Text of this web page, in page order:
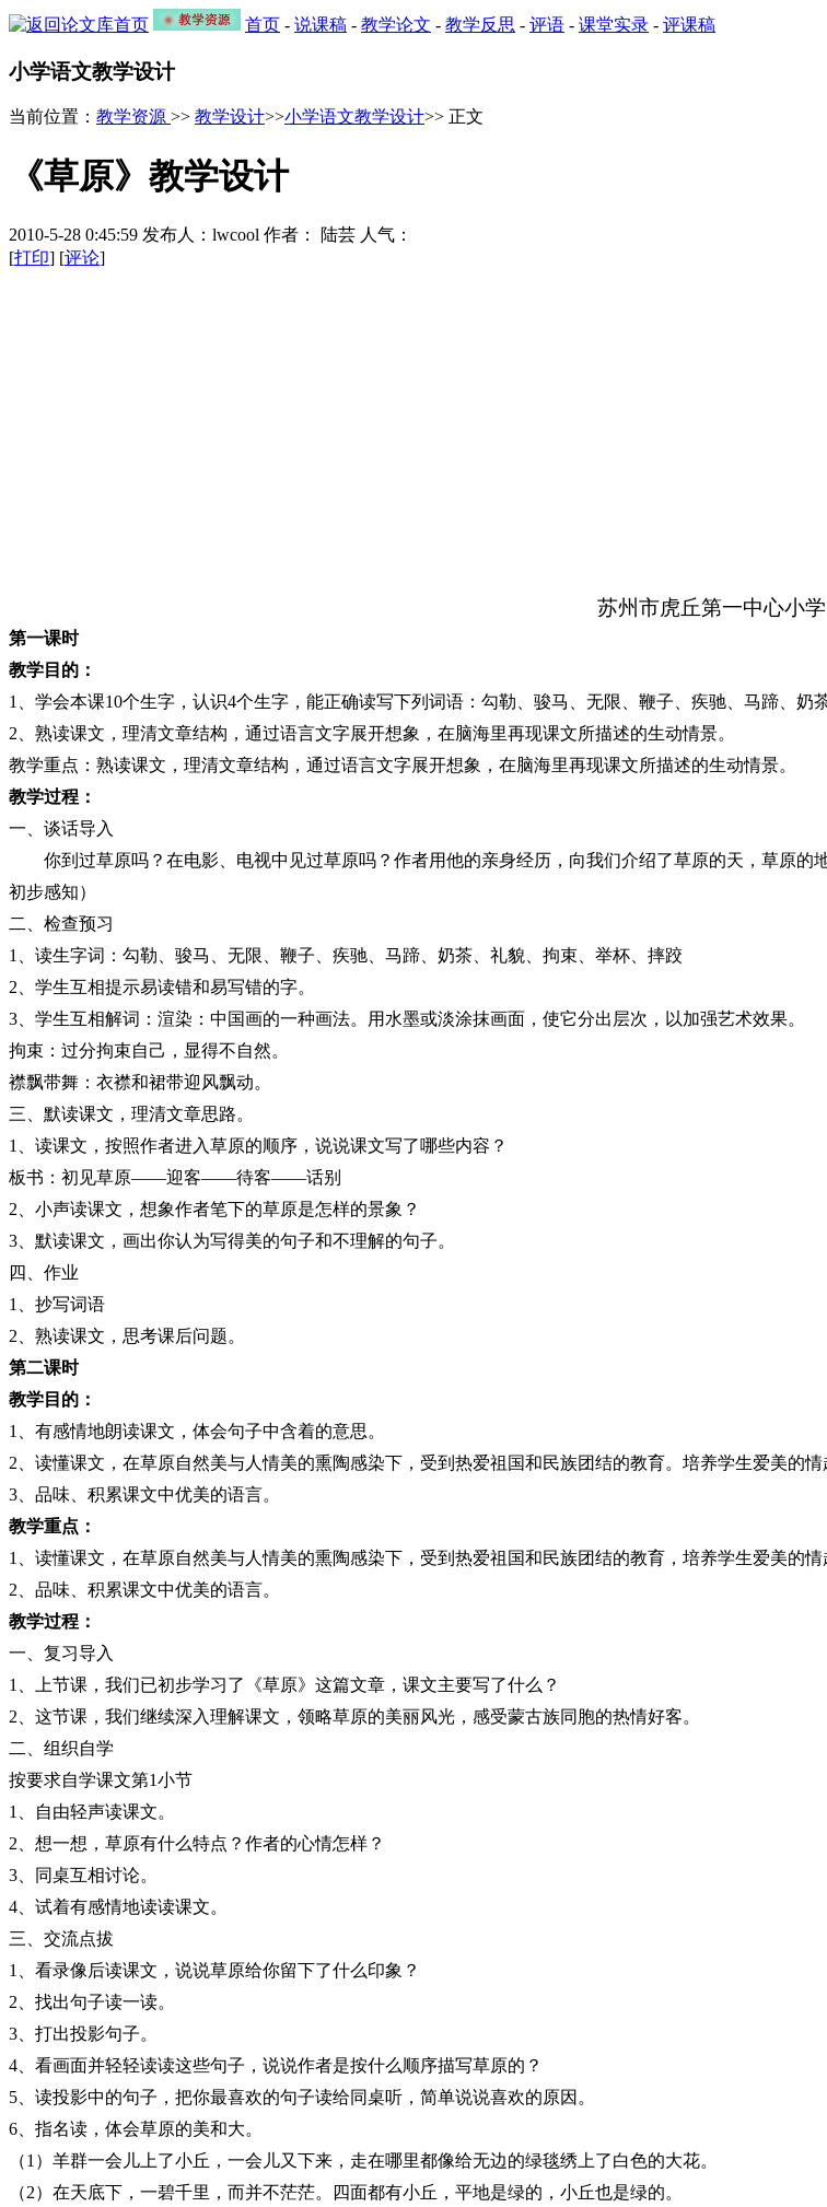
首页 - 说课稿 - 教学论文 - 教学反思 - 评语 - 课堂实录 - 评课稿
小学语文教学设计
当前位置： 教学资源 >> 教学设计>>小学语文教学设计>> 正文
《草原》教学设计
2010-5-28 0:45:59 发布人：lwcool 作者： 陆芸 人气：
[打印] [评论]
苏州市虎丘第一中心小
第一课时
教学目的：
1
、学会本课10个生字，认识4个生字，能正确读写下列词语：勾勒、骏马、无限、鞭子、疾驰、马蹄、奶
2 、熟读课文，理清文章结构，通过语言文字展开想象，在脑海里再现课文所描述的生动情景。
教学重点：熟读课文，理清文章结构，通过语言文字展开想象，在脑海里再现课文所描述的生动情景。
教学过程：
一、谈话导入
你到过草原吗？在电影、电视中见过草原吗？作者用他的亲身经历，向我们介绍了草原的天，草原
初步感知）
二、检查预习
1
、读生字词：勾勒、骏马、无限、鞭子、疾驰、马蹄、奶茶、礼貌、拘束、举杯、摔跤
2 、学生互相提示易读错和易写错的字。
3 、学生互相解词：渲染：中国画的一种画法。用水墨或淡涂抹画面，使它分出层次，以加强艺术效果。
拘束：过分拘束自己，显得不自然。
襟飘带舞：衣襟和裙带迎风飘动。
三、默读课文，理清文章思路。
1
、读课文，按照作者进入草原的顺序，说说课文写了哪些内容？
板书：初见草原——迎客——待客——话别
2 、小声读课文，想象作者笔下的草原是怎样的景象？
3 、默读课文，画出你认为写得美的句子和不理解的句子。
四、作业
1
、抄写词语
2 、熟读课文，思考课后问题。
第二课时
教学目的：
1
、有感情地朗读课文，体会句子中含着的意思。
2 、读懂课文，在草原自然美与人情美的熏陶感染下，受到热爱祖国和民族团结的教育。培养学生爱美的情
3 、品味、积累课文中优美的语言。
教学重点：
1
、读懂课文，在草原自然美与人情美的熏陶感染下，受到热爱祖国和民族团结的教育，培养学生爱美的情
2 、品味、积累课文中优美的语言。
教学过程：
一、复习导入
1
、上节课，我们已初步学习了《草原》这篇文章，课文主要写了什么？
2 、这节课，我们继续深入理解课文，领略草原的美丽风光，感受蒙古族同胞的热情好客。
二、组织自学
按要求自学课文第1小节
1
、自由轻声读课文。
2 、想一想，草原有什么特点？作者的心情怎样？
3 、同桌互相讨论。
4 、试着有感情地读读课文。
三、交流点拔
1
、看录像后读课文，说说草原给你留下了什么印象？
2 、找出句子读一读。
3 、打出投影句子。
4 、看画面并轻轻读读这些句子，说说作者是按什么顺序描写草原的？
5 、读投影中的句子，把你最喜欢的句子读给同桌听，简单说说喜欢的原因。
6 、指名读，体会草原的美和大。
（1 ）羊群一会儿上了小丘，一会儿又下来，走在哪里都像给无边的绿毯绣上了白色的大花。
（2）在天底下，一碧千里，而并不茫茫。四面都有小丘，平地是绿的，小丘也是绿的。